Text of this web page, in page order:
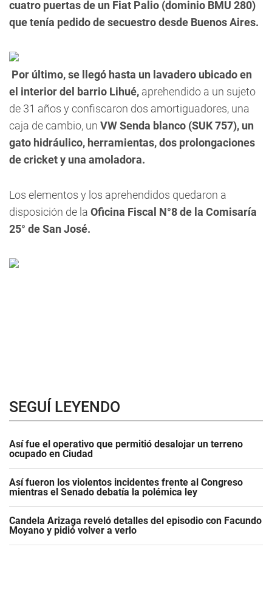
cuatro puertas de un Fiat Palio (dominio BMU 280)
que tenía pedido de secuestro desde Buenos Aires.
Por último, se llegó hasta un lavadero ubicado en
el interior del barrio Lihué, aprehendido a un sujeto
de 31 años y confiscaron dos amortiguadores, una
caja de cambio, un VW Senda blanco (SUK 757), un
gato hidráulico, herramientas, dos prolongaciones
de cricket y una amoladora.
Los elementos y los aprehendidos quedaron a
disposición de la Oficina Fiscal N°8 de la Comisaría
25° de San José.
SEGUÍ LEYENDO
Así fue el operativo que permitió desalojar un terreno
ocupado en Ciudad
Así fueron los violentos incidentes frente al Congreso
mientras el Senado debatía la polémica ley
Candela Arizaga reveló detalles del episodio con Facundo
Moyano y pidió volver a verlo